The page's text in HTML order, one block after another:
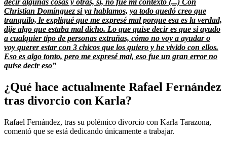
decir algunas cosas y otras, sí, no fue mi contexto (...) Con
Christian Domínguez si ya hablamos, ya todo quedó creo que
tranquilo, le expliqué que me expresé mal porque esa es la verdad,
dije algo que estaba mal dicho. Lo que quise decir es que si ayudo
a cualquier tipo de personas extrañas, cómo no voy a ayudar o
voy querer estar con 3 chicos que los quiero y he vivido con ellos.
Eso es algo tonto, pero me expresé mal, eso fue un gran error no
quise decir eso”
¿Qué hace actualmente Rafael Fernández
tras divorcio con Karla?
Rafael Fernández, tras su polémico divorcio con Karla Tarazona,
comentó que se está dedicando únicamente a trabajar.